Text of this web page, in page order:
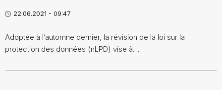
22.06.2021 - 09:47
Adoptée à l’automne dernier, la révision de la loi sur la
protection des données (nLPD) vise à…